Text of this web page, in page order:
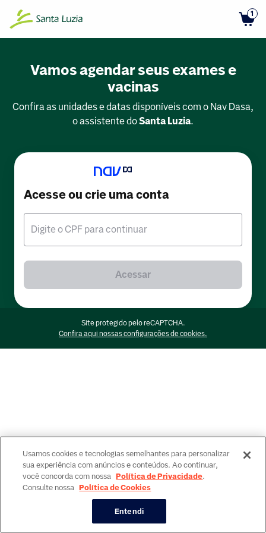
1
Vamos agendar seus exames e
vacinas
Confira as unidades e datas disponíveis com o Nav Dasa,
o assistente doSanta Luzia.
Acesse ou crie uma conta
Digite o CPF para continuar
Acessar
Site protegido pelo reCAPTCHA.
Confira aqui nossas configurações de cookies.
Usamos cookies e tecnologias semelhantes para personalizar
sua experiência com anúncios e conteúdos. Ao continuar,
você concorda com nossa Política de Privacidade.
Consulte nossa Política de Cookies
Entendi